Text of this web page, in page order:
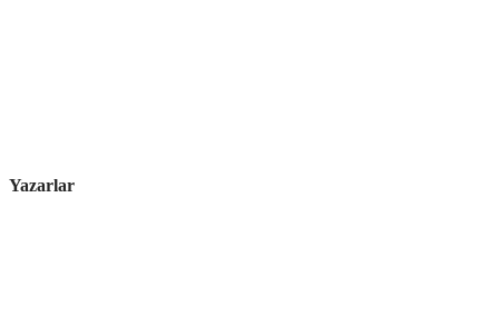
Yazarlar